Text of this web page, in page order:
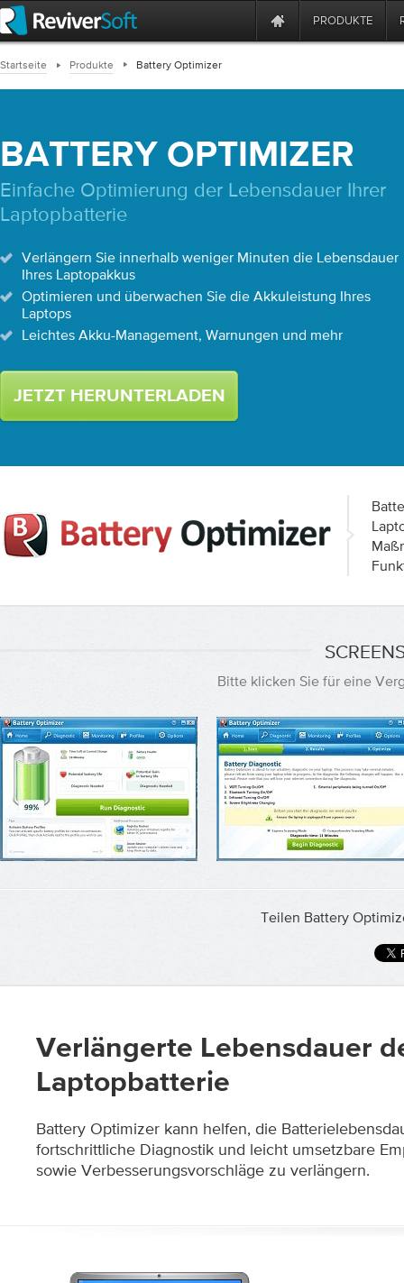
PRODUKTE
Startseite Produkte Battery Optimizer
BATTERY OPTIMIZER
Einfache Optimierung der Lebensdauer Ihrer
Laptopbatterie
Verlängern Sie innerhalb weniger Minuten die Lebensdauer
Ihres Laptopakkus
Optimieren und überwachen Sie die Akkuleistung Ihres
Laptops
Leichtes Akku-Management, Warnungen und mehr
JETZT HERUNTERLADEN
Bitte klicken Sie für eine
Teilen Battery
Verlängerte Lebensdauer
Laptopbatterie
Battery Optimizer kann helfen, die
fortschrittliche Diagnostik und leicht umsetzbare
sowie Verbesserungsvorschläge zu verlängern.